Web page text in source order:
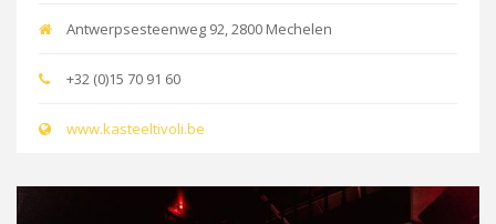
Antwerpsesteenweg 92, 2800 Mechelen
+32 (0)15 70 91 60
www.kasteeltivoli.be